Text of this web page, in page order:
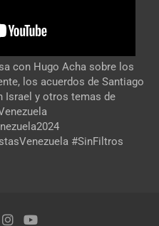
con Hugo Acha sobre los
los acuerdos de Santiago
Israel y otros temas de
#SinFiltros